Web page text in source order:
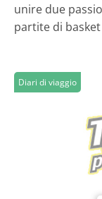
unire due
partite di basket
Diari di viaggio